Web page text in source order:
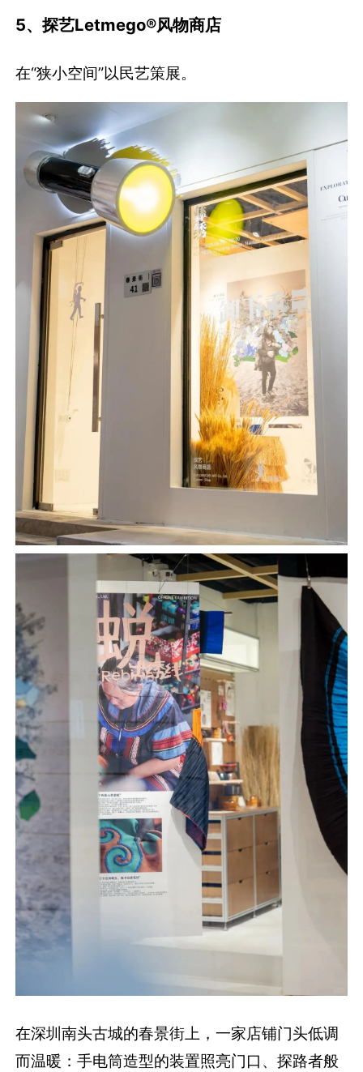
5、探艺Letmego®风物商店
在“狭小空间”以民艺策展。
在深圳南头古城的春景街上，一家店铺门头低调
而温暖：手电筒造型的装置照亮门口、探路者般